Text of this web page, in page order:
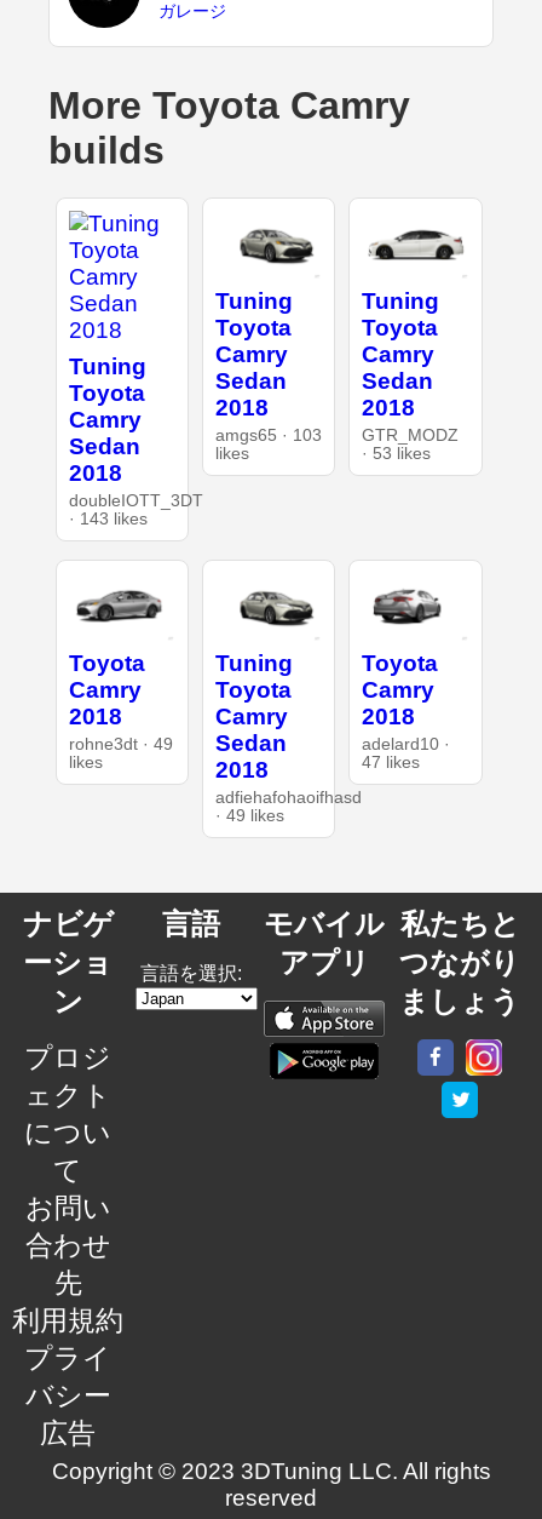
ガレージ
More Toyota Camry
builds
Tuning
Toyota
Camry
Sedan
2018
doubleIOTT_3DT
· 143 likes
Tuning
Toyota
Camry
Sedan
2018
amgs65 · 103
likes
Tuning
Toyota
Camry
Sedan
2018
GTR_MODZ
· 53 likes
Toyota
Camry
2018
rohne3dt · 49
likes
Tuning
Toyota
Camry
Sedan
2018
adfiehafohaoifhasd
· 49 likes
Toyota
Camry
2018
adelard10 ·
47 likes
ナビゲ
ーショ
ン
プロジ
ェクト
につい
て
お問い
合わせ
先
利用規約
プライ
バシー
広告
言語
言語を選択:
モバイル
アプリ
私たちと
つながり
ましょう
Copyright © 2023 3DTuning LLC. All rights
reserved